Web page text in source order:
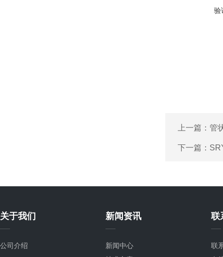
验
上一篇： 管
下一篇：
关于我们
公司介绍
新闻资讯
新闻中心
联
联